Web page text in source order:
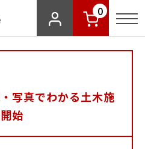
0
写真でわかる土木施
始